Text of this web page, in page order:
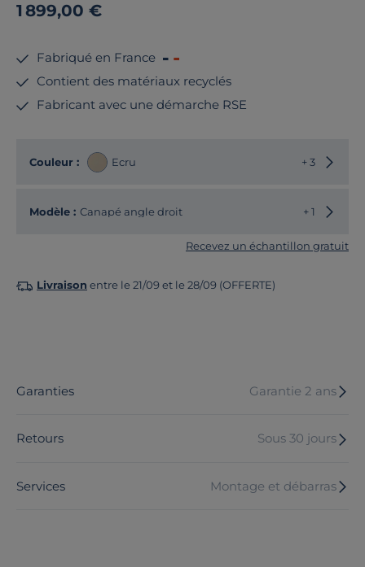
1 899,00 €
Fabriqué en France
Contient des matériaux recyclés
Fabricant avec une démarche RSE
Couleur : Ecru + 3
Modèle : Canapé angle droit + 1
Recevez un échantillon gratuit
Livraison entre le 21/09 et le 28/09 (OFFERTE)
Garanties Garantie 2 ans
Retours Sous 30 jours
Services Montage et débarras